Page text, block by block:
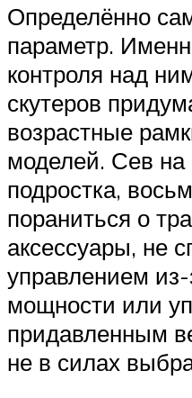
Определённо
параметр.
контроля над
скутеров
возрастные
моделей. Сев на
подростка,
пораниться о
аксессуары, не
управлением
мощности или
придавленным
не в силах